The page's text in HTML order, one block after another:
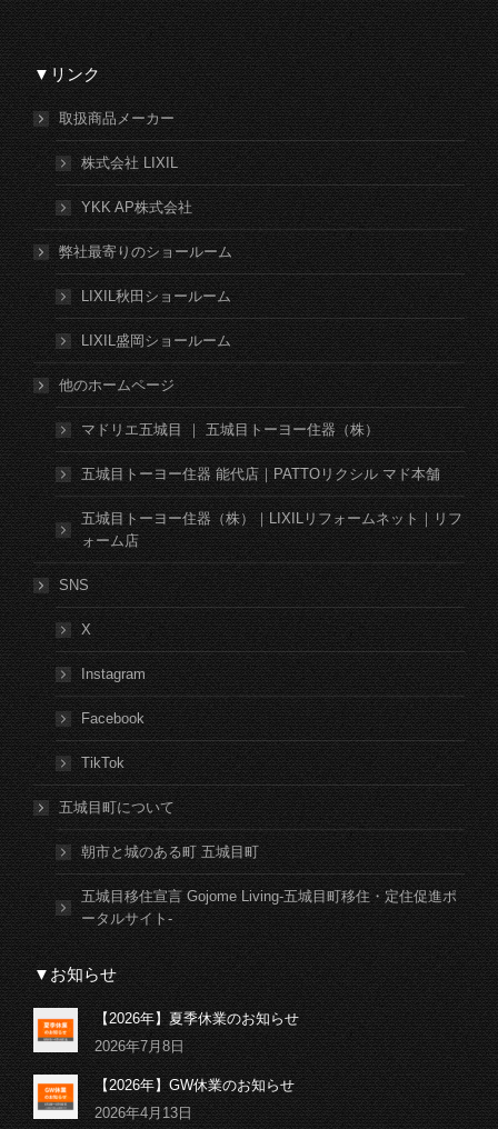
▼リンク
取扱商品メーカー
株式会社 LIXIL
YKK AP株式会社
弊社最寄りのショールーム
LIXIL秋田ショールーム
LIXIL盛岡ショールーム
他のホームページ
マドリエ五城目 ｜ 五城目トーヨー住器（株）
五城目トーヨー住器 能代店｜PATTOリクシル マド本舗
五城目トーヨー住器（株）｜LIXILリフォームネット｜リフ
ォーム店
SNS
X
Instagram
Facebook
TikTok
五城目町について
朝市と城のある町 五城目町
五城目移住宣言 Gojome Living-五城目町移住・定住促進ポ
ータルサイト-
▼お知らせ
【2026年】夏季休業のお知らせ
2026年7月8日
【2026年】GW休業のお知らせ
2026年4月13日